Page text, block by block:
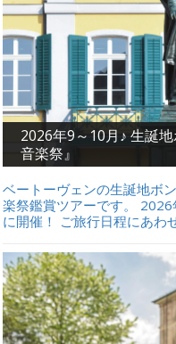
2026年9～10月♪ 生誕
音楽祭』
ベートーヴェンの生誕地ボ
楽祭鑑賞ツアーです。 2026
に開催！ ご旅行日程にあわ